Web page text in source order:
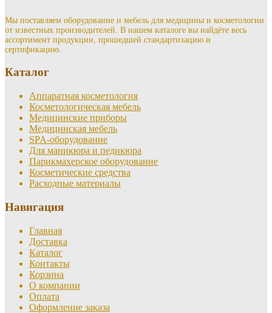
Мы поставляем оборудование и мебель для медицины и косметологии
от известных производителей. В нашем каталоге вы найдёте весь
ассортимент продукции, прошедшей стандартизацию и
сертификацию.
Каталог
Аппаратная косметология
Косметологическая мебель
Медицинские приборы
Медицинская мебель
SPA-оборудование
Для маникюра и педикюра
Парикмахерское оборудование
Косметические средства
Расходные материалы
Навигация
Главная
Доставка
Каталог
Контакты
Корзина
О компании
Оплата
Оформление заказа